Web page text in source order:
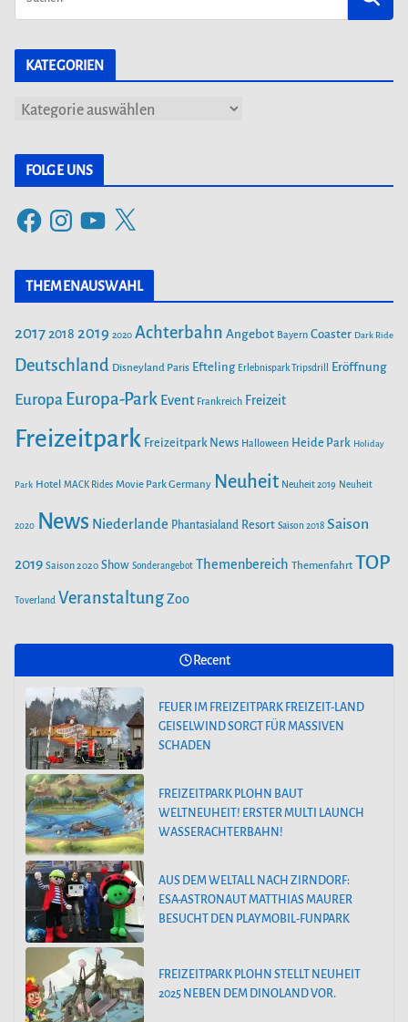
KATEGORIEN
K
g
e
n
FOLGE UNS
F
c
o
o
s
t
g
r
m
Y
u
T
b
e
X
THEMENAUSWAHL
2017 2018 2019 2020 Achterbahn Angebot Bayern Coaster Dark Ride
Deutschland Disneyland Paris Efteling Erlebnispark Tripsdrill Eröffnung
Europa Europa-Park Event Frankreich Freizeit
Freizeitpark Freizeitpark News Halloween Heide Park Holiday
Park Hotel MACK Rides Movie Park Germany Neuheit Neuheit 2019 Neuheit
2020 News Niederlande Phantasialand Resort Saison 2018 Saison
2019 Saison 2020 Show Sonderangebot Themenbereich Themenfahrt TOP
Toverland VeranstaltungZoo
Recent
FEUER IM FREIZEITPARK FREIZEIT-LAND
GEISELWIND SORGT FÜR MASSIVEN
SCHADEN
FREIZEITPARK PLOHN BAUT
WELTNEUHEIT! ERSTER MULTI LAUNCH
WASSERACHTERBAHN!
AUS DEM WELTALL NACH ZIRNDORF:
ESA-ASTRONAUT MATTHIAS MAURER
BESUCHT DEN PLAYMOBIL-FUNPARK
FREIZEITPARK PLOHN STELLT NEUHEIT
2025 NEBEN DEM DINOLAND VOR.